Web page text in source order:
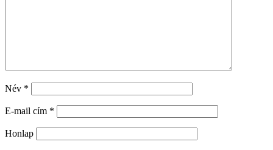
Név *
E-mail cím *
Honlap